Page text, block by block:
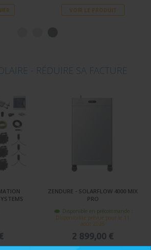
VOIR LE PRODUIT
- RÉDUIRE SA FACTURE
ZENDURE - SOLARFLOW 4000 MIX
PRO
Disponible en précommande :
Disponibilité prévue pour le 11
août 2026
2 899,00 €